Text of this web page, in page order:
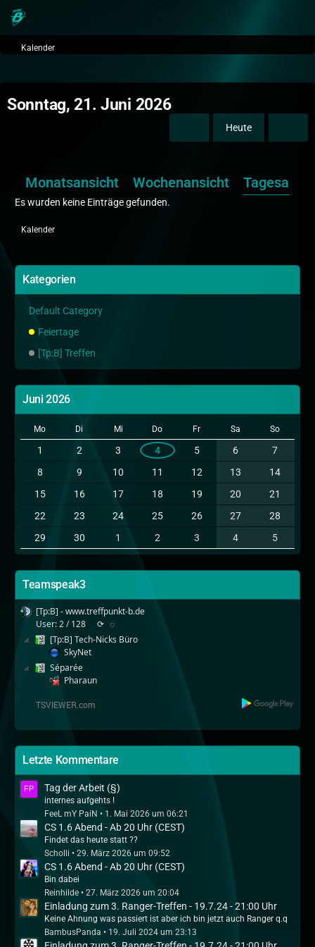
Kalender
Sonntag, 21. Juni 2026
Heute
Monatsansicht Wochenansicht
Es wurden keine Einträge gefunden.
Kalender
Kategorien
Default Category
Feiertage
[Tp:B] Treffen
Juni 2026
Mo Di Mi Do Fr Sa So
1 2 3 4 5 6
7
8
9 10 11 12 13
14
15
16 17 18 19 20
21
22
23 24 25 26 27
28
29
30 1 2 3 4 5
Teamspeak3
[Tp:B] - www.treffpunkt-b.de
User: 2 / 128
⟳ ◌
[Tp:B] Tech-Nicks Büro
SkyNet
Séparée
Pharaun
Letzte Kommentare
Tag der Arbeit (§)
internes aufgehts !
FeeL mY PaiN
1. Mai 2026 um 06:21
CS 1.6 Abend - Ab 20 Uhr (CEST)
Findet das heute statt ??
Scholli
29. März 2026 um 09:52
CS 1.6 Abend - Ab 20 Uhr (CEST)
Bin dabei
Reinhilde
27. März 2026 um 20:04
Einladung zum 3. Ranger-Treffen - 19.7.24 - 21:00 Uhr
Keine Ahnung was passiert ist aber ich bin jetzt auch Ranger q.q
BambusPanda
19. Juli 2024 um 23:13